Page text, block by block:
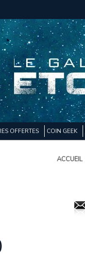
OFFERTES COIN GEEK
ACCUEIL